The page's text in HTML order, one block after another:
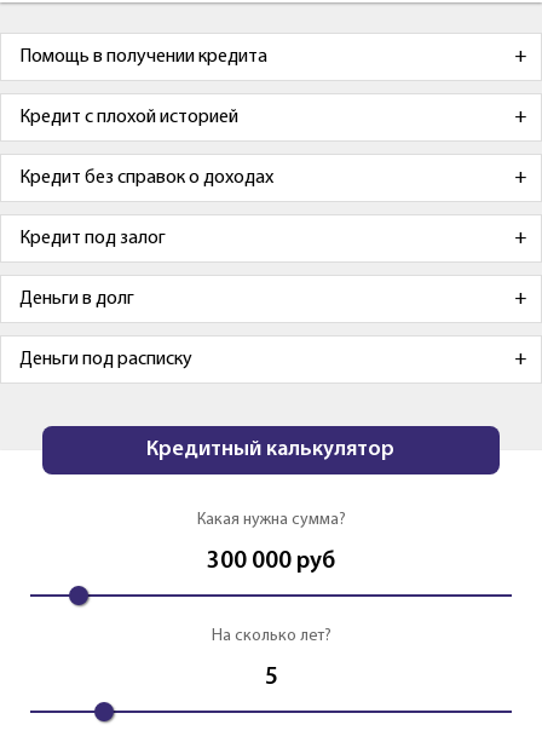
Помощь в получении кредита
Кредит с плохой историей
Кредит без справок о доходах
Кредит под залог
Деньги в долг
Деньги под расписку
Кредитный калькулятор
Какая нужна сумма?
300 000 руб
На сколько лет?
5